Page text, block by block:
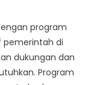
program
pemerintah di
dukungan dan
Program